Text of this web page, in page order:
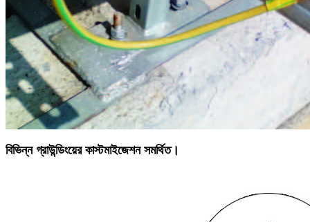
বিভিন্ন গ্রাউন্ডিংয়ের কাস্টমাইজেশন সমর্থিত।